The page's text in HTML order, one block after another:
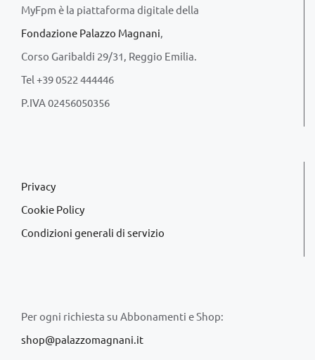
MyFpm è la piattaforma digitale della
Fondazione Palazzo Magnani
Corso Garibaldi 29/31, Reggio Emilia.
Tel +39 0522 444446
P.IVA 02456050356
Privacy
Cookie Policy
Condizioni generali di servizio
Per ogni richiesta su Abbonamenti e Shop:
shop@palazzomagnani.it